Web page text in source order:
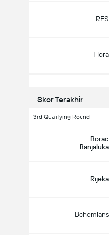
RFS
Flora
Skor Terakhir
3rd Qualifying Round
Borac
Banjaluka
Rijeka
Bohemians